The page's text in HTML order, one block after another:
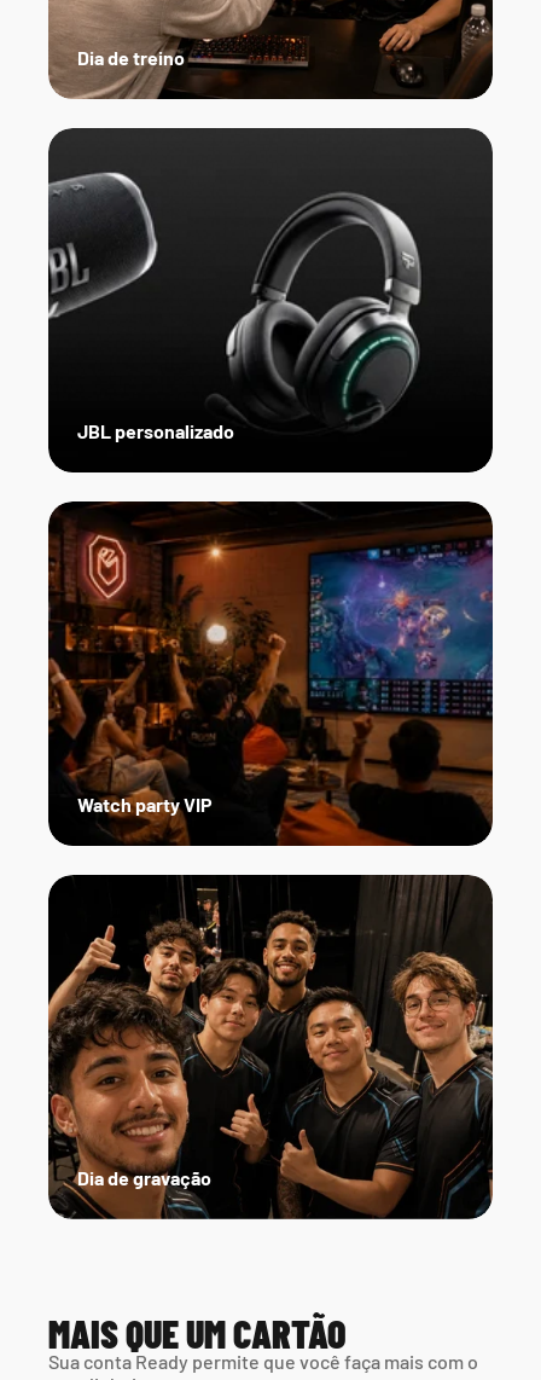
Dia de gravação
Watch party VIP
JBL personalizado
Dia de treino
MAIS QUE UM CARTÃO
Sua conta Ready permite que você faça mais com o